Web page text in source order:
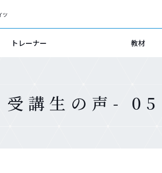
ツ
トレーナー 教材
受講生の声- 05